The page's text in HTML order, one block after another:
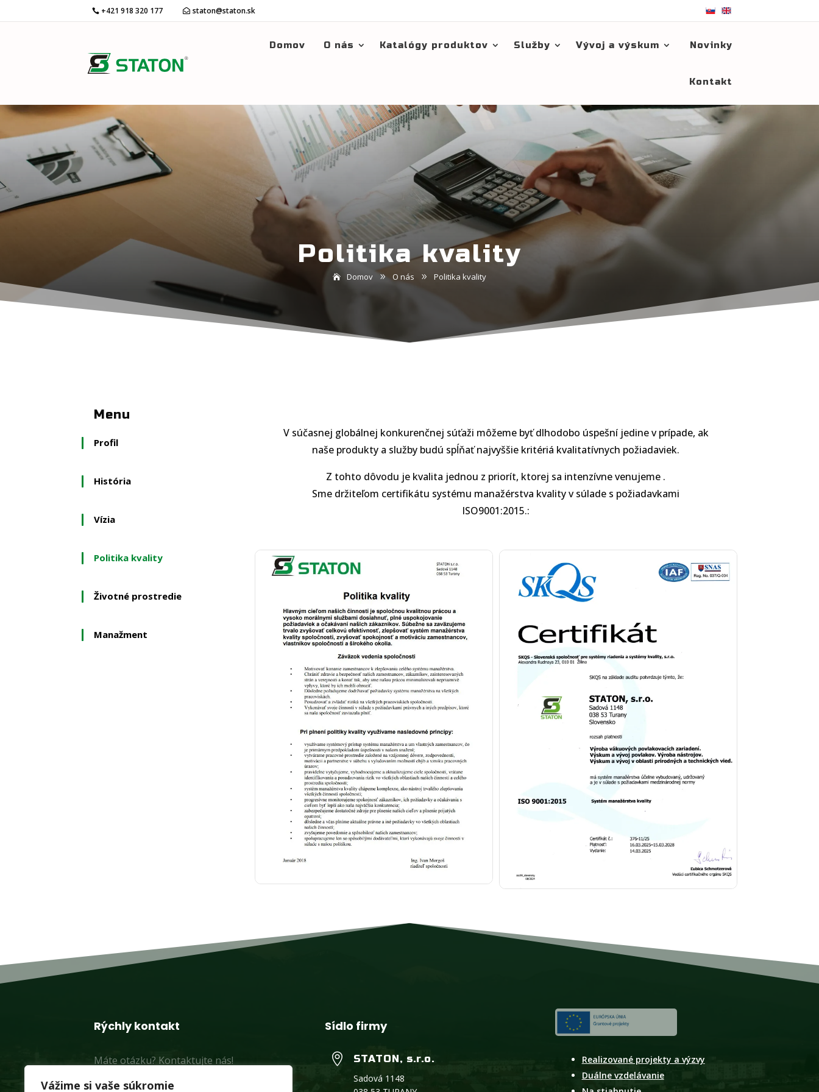
Vážime si vaše súkromie
+421 918 320 177 staton@staton.sk
Domov O nás Katalógy produktov Služby Vývoj a výskum Novinky
Kontakt
Politika kvality
Domov 9 O nás 9 Politika kvality
Menu
Profil
História
Vízia
Politika kvality
Životné prostredie
Manažment
V súčasnej globálnej konkurenčnej súťaži môžeme byť dlhodobo úspešní jedine v prípade, ak
naše produkty a služby budú spĺňať najvyššie kritériá kvalitatívnych požiadaviek.
Z tohto dôvodu je kvalita jednou z priorít, ktorej sa intenzívne venujeme .
Sme držiteľom certifikátu systému manažérstva kvality v súlade s požiadavkami
ISO9001:2015.:
Rýchly kontakt
Máte otázku? Kontaktujte nás!
 +421 918 320 177
Sídlo firmy
 STATON, s.r.o.
Sadová 1148
Realizované projekty a výzvy
Duálne vzdelávanie